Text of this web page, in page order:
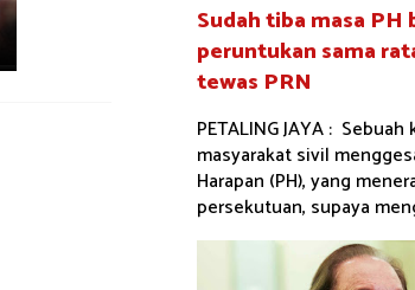
Sudah tiba masa PH
peruntukan sama
tewas PRN
PETALING JAYA :
masyarakat sivil
Harapan (PH), yang
persekutuan, supaya